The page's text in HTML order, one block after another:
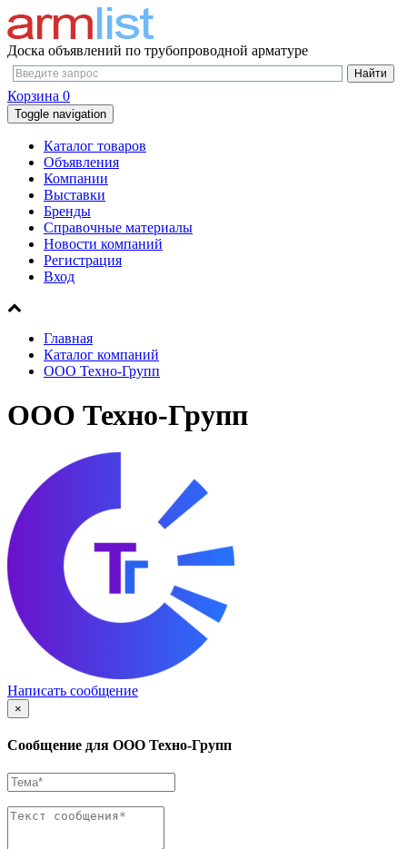
Доска объявлений по трубопроводной арматуре
Корзина 0
Toggle navigation
Каталог товаров
Объявления
Компании
Выставки
Бренды
Справочные материалы
Новости компаний
Регистрация
Вход
Главная
Каталог компаний
ООО Техно-Групп
ООО Техно-Групп
Написать сообщение
×
Сообщение для ООО Техно-Групп